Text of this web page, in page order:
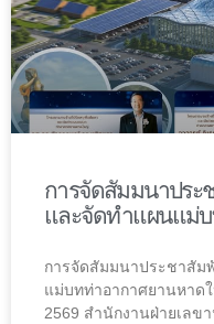
การจัดสัมมนาประ
และจัดทำแผนแม่
การจัดสัมมนาประชาสัม
แม่บทท่าอากาศยานหาด
2569 สำนักงานฝ่ายเลข